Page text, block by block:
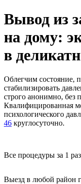
Вывод из
на дому:
в
Облегчим состояние,
стабилизировать
строго анонимно, без
Квалифицированная
психологического
46 круглосуточно.
Все процедуры за 1
Выезд в любой район